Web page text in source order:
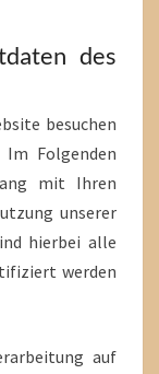
des
besuchen
Folgenden
mit Ihren
unserer
hierbei alle
werden
auf